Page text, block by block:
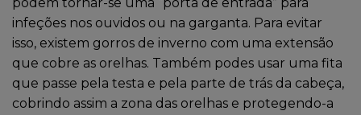
infeções nos ouvidos ou na garganta. Para evitar
isso, existem gorros de inverno com uma extensão
que cobre as orelhas. Também podes usar uma fita
que passe pela testa e pela parte de trás da cabeça,
cobrindo assim a zona das orelhas e protegendo-a